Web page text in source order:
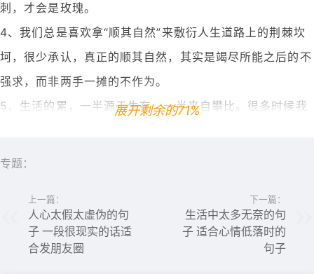
刺，才会是玫瑰。
4、我们总是喜欢拿“顺其自然”来敷衍人生道路上的荆棘坎
坷，很少承认，真正的顺其自然，其实是竭尽所能之后的不
强求，而非两手一摊的不作为。
5、生活的累，一半源于生存，一半来自攀比。很多时候我
非缺少什么而不满足，而是因为“别人比自己好”的不平衡。
福各不相同。
展开剩余的71%
专题：
上一篇：
人心太假太虚伪的句
子 一段很现实的话适
合发朋友圈
下一篇：
生活中太多无奈的句
子 适合心情低落时的
句子